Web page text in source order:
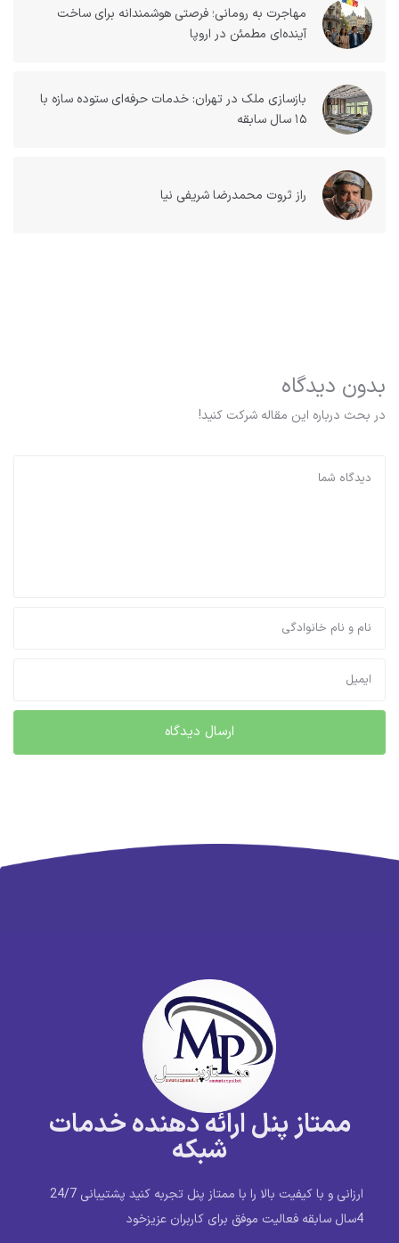
مهاجرت به رومانی؛ فرصتی هوشمندانه برای ساخت
آینده‌ای مطمئن در اروپا
بازسازی ملک در تهران: خدمات حرفه‌ای ستوده سازه با
۱۵ سال سابقه
راز ثروت محمدرضا شریفی نیا
بدون دیدگاه
در بحث درباره این مقاله شرکت کنید!
ممتاز پنل ارائه دهنده خدمات
شبکه
ارزانی و با کیفیت بالا را با ممتاز پنل تجربه کنید پشتیبانی 24/7
4سال سابقه فعالیت موفق برای کاربران عزیزخود